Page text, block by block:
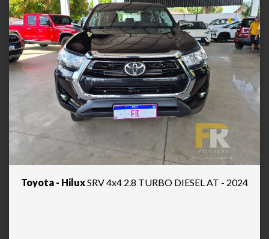
Toyota - HiluxSRV 4x4 2.8 TURBO DIESEL AT - 2024